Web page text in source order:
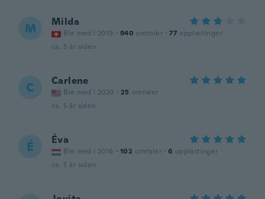
M Milda
Ble med i 2019 · 940 omtaler · 77 opplastinger
ca. 5 år siden
C Carlene
Ble med i 2020 · 25 omtaler
ca. 5 år siden
É Éva
Ble med i 2016 · 102 omtaler · 6 opplastinger
ca. 5 år siden